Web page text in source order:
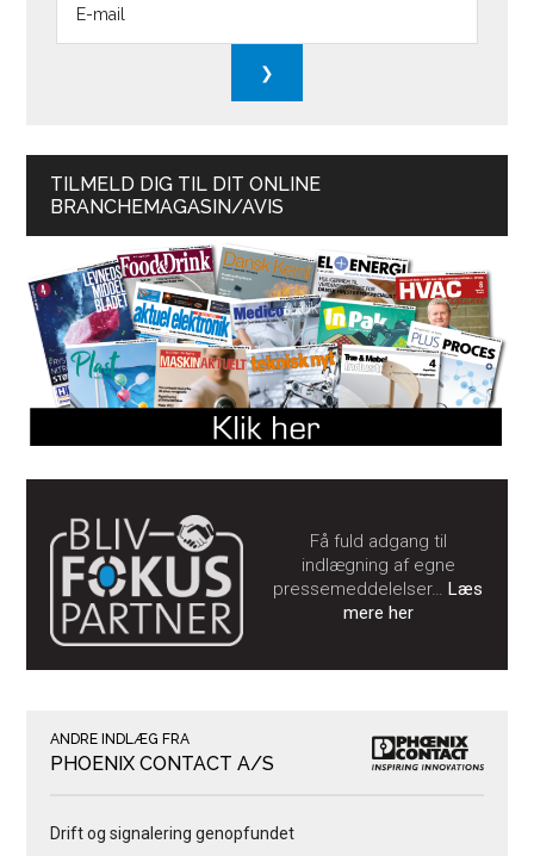
TILMELD DIG TIL DIT ONLINE
BRANCHEMAGASIN/AVIS
Få fuld adgang til
indlægning af egne
pressemeddelelser…Læs
mere her
ANDRE INDLÆG FRA
PHOENIX CONTACT A/S
Drift og signalering genopfundet